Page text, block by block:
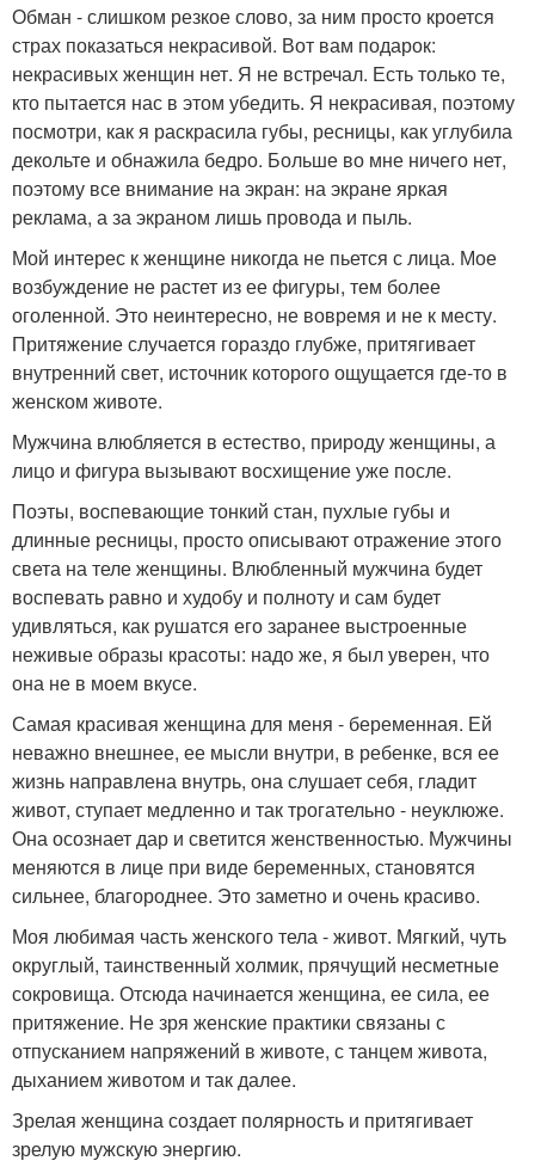
Обман - слишком резкое слово, за ним просто кроется
страх показаться некрасивой. Вот вам подарок:
некрасивых женщин нет. Я не встречал. Есть только те,
кто пытается нас в этом убедить. Я некрасивая, поэтому
посмотри, как я раскрасила губы, ресницы, как углубила
декольте и обнажила бедро. Больше во мне ничего нет,
поэтому все внимание на экран: на экране яркая
реклама, а за экраном лишь провода и пыль.
Мой интерес к женщине никогда не пьется с лица. Мое
возбуждение не растет из ее фигуры, тем более
оголенной. Это неинтересно, не вовремя и не к месту.
Притяжение случается гораздо глубже, притягивает
внутренний свет, источник которого ощущается где-то в
женском животе.
Мужчина влюбляется в естество, природу женщины, а
лицо и фигура вызывают восхищение уже после.
Поэты, воспевающие тонкий стан, пухлые губы и
длинные ресницы, просто описывают отражение этого
света на теле женщины. Влюбленный мужчина будет
воспевать равно и худобу и полноту и сам будет
удивляться, как рушатся его заранее выстроенные
неживые образы красоты: надо же, я был уверен, что
она не в моем вкусе.
Самая красивая женщина для меня - беременная. Ей
неважно внешнее, ее мысли внутри, в ребенке, вся ее
жизнь направлена внутрь, она слушает себя, гладит
живот, ступает медленно и так трогательно - неуклюже.
Она осознает дар и светится женственностью. Мужчины
меняются в лице при виде беременных, становятся
сильнее, благороднее. Это заметно и очень красиво.
Моя любимая часть женского тела - живот. Мягкий, чуть
округлый, таинственный холмик, прячущий несметные
сокровища. Отсюда начинается женщина, ее сила, ее
притяжение. Не зря женские практики связаны с
отпусканием напряжений в животе, с танцем живота,
дыханием животом и так далее.
Зрелая женщина создает полярность и притягивает
зрелую мужскую энергию.